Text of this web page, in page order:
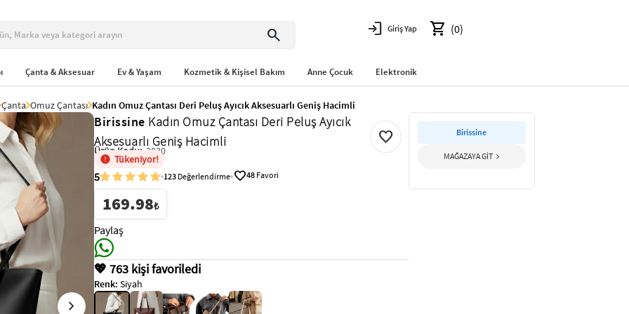
search login Giriş Yap shopping_cart (0)
Çanta & Aksesuar Ev & Yaşam Kozmetik & Kişisel Bakım Anne Çocuk Elektronik
Çanta Omuz Çantası Kadın Omuz Çantası Deri Peluş Ayıcık Aksesuarlı Geniş Hacimli
chevron_right
Birissine Kadın Omuz Çantası Deri Peluş Ayıcık
Aksesuarlı Geniş Hacimli
Ürün Kodu: 2830
Tükeniyor!
5 123 Değerlendirme favorite48 Favori
169.98₺
favorite
Paylaş
💖 763 kişi favoriledi
Renk: Siyah
Birissine
MAĞAZAYA GİT